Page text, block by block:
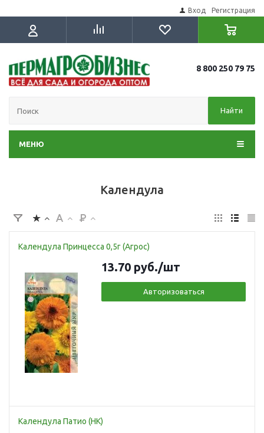
Вход Регистрация
8 800 250 79 75
Найти
МЕНЮ
Календула
Календула Принцесса 0,5г (Агрос)
13.70 руб./шт
Авторизоваться
Календула Патио (НК)